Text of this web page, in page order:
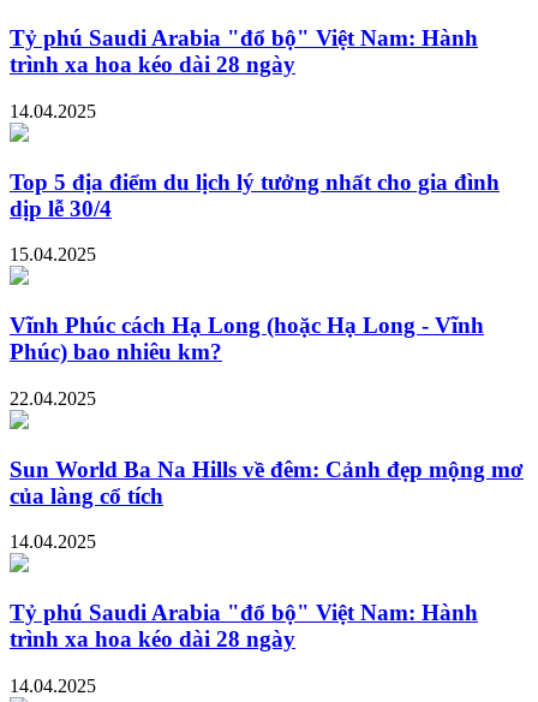
Tỷ phú Saudi Arabia "đổ bộ" Việt Nam: Hành
trình xa hoa kéo dài 28 ngày
14.04.2025
Top 5 địa điểm du lịch lý tưởng nhất cho gia đình
dịp lễ 30/4
15.04.2025
Vĩnh Phúc cách Hạ Long (hoặc Hạ Long - Vĩnh
Phúc) bao nhiêu km?
22.04.2025
Sun World Ba Na Hills về đêm: Cảnh đẹp mộng mơ
của làng cổ tích
14.04.2025
Tỷ phú Saudi Arabia "đổ bộ" Việt Nam: Hành
trình xa hoa kéo dài 28 ngày
14.04.2025